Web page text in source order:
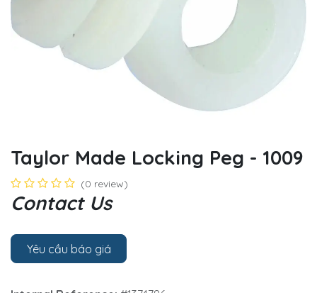
Taylor Made Locking Peg - 1009
(0 review)
Contact Us
Yêu cầu báo giá